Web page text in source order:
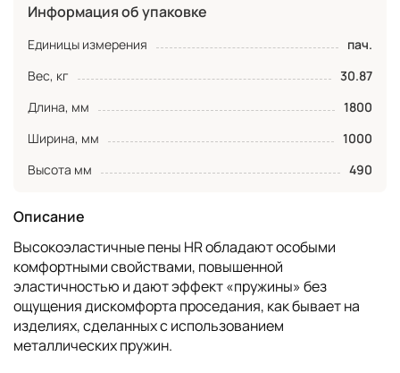
Описание
Высокоэластичные пены HR обладают особыми
комфортными свойствами, повышенной
эластичностью и дают эффект «пружины» без
ощущения дискомфорта проседания, как бывает на
изделиях, сделанных с использованием
металлических пружин.
Информация об упаковке
Единицы измерения
пач.
Вес, кг
30.87
Длина, мм
1800
Ширина, мм
1000
Высота мм
490